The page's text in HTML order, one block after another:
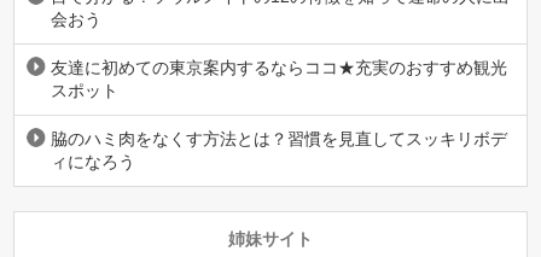
会おう
友達に初めての東京案内するならココ★充実のおすすめ観光
スポット
脇のハミ肉をなくす方法とは？習慣を見直してスッキリボデ
ィになろう
姉妹サイト